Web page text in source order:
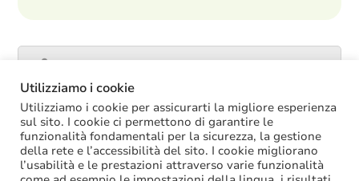
ULTIME NOTIZIE
La soppressione dei vecchi tetti di spesa
Utilizziamo i cookie
Utilizziamo i cookie per assicurarti la migliore esperienza
sul sito. I cookie ci permettono di garantire le
funzionalità fondamentali per la sicurezza, la gestione
della rete e l’accessibilità del sito. I cookie migliorano
l’usabilità e le prestazioni attraverso varie funzionalità